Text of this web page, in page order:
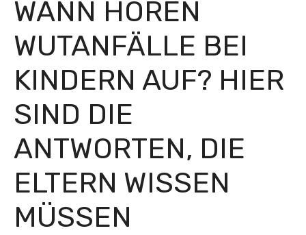
WANN HÖREN
WUTANFÄLLE BEI
KINDERN AUF? HIER
SIND DIE
ANTWORTEN, DIE
ELTERN WISSEN
MÜSSEN